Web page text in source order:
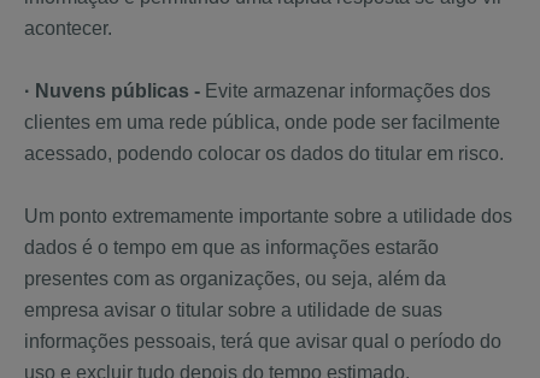
acontecer.
· Nuvens públicas - Evite armazenar informações dos
clientes em uma rede pública, onde pode ser facilmente
acessado, podendo colocar os dados do titular em risco.
Um ponto extremamente importante sobre a utilidade dos
dados é o tempo em que as informações estarão
presentes com as organizações, ou seja, além da
empresa avisar o titular sobre a utilidade de suas
informações pessoais, terá que avisar qual o período do
uso e excluir tudo depois do tempo estimado.